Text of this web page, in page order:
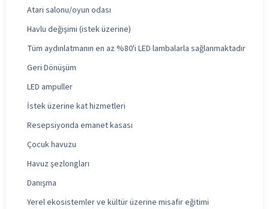
Atari salonu/oyun odası
Havlu değişimi (istek üzerine)
Tüm aydınlatmanın en az %80'i LED lambalarla sağlanmaktadır
Geri Dönüşüm
LED ampuller
İstek üzerine kat hizmetleri
Resepsiyonda emanet kasası
Çocuk havuzu
Havuz şezlongları
Danışma
Yerel ekosistemler ve kültür üzerine misafir eğitimi